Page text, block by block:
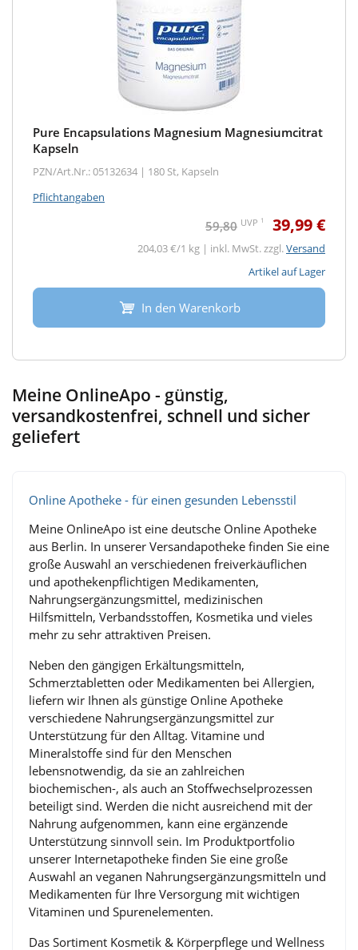
Pure Encapsulations Magnesium Magnesiumcitrat
Kapseln
PZN/Art.Nr.: 05132634 | 180 St, Kapseln
Pflichtangaben
59,80 UVP 1 39,99 €
204,03 €/1 kg | inkl. MwSt. zzgl. Versand
Artikel auf Lager
In den Warenkorb
Meine OnlineApo - günstig,
versandkostenfrei, schnell und sicher
geliefert
Online Apotheke - für einen gesunden Lebensstil
Meine OnlineApo ist eine deutsche Online Apotheke
aus Berlin. In unserer Versandapotheke finden Sie eine
große Auswahl an verschiedenen freiverkäuflichen
und apothekenpflichtigen Medikamenten,
Nahrungsergänzungsmittel, medizinischen
Hilfsmitteln, Verbandsstoffen, Kosmetika und vieles
mehr zu sehr attraktiven Preisen.
Neben den gängigen Erkältungsmitteln,
Schmerztabletten oder Medikamenten bei Allergien,
liefern wir Ihnen als günstige Online Apotheke
verschiedene Nahrungsergänzungsmittel zur
Unterstützung für den Alltag. Vitamine und
Mineralstoffe sind für den Menschen
lebensnotwendig, da sie an zahlreichen
biochemischen-, als auch an Stoffwechselprozessen
beteiligt sind. Werden die nicht ausreichend mit der
Nahrung aufgenommen, kann eine ergänzende
Unterstützung sinnvoll sein. Im Produktportfolio
unserer Internetapotheke finden Sie eine große
Auswahl an veganen Nahrungsergänzungsmitteln und
Medikamenten für Ihre Versorgung mit wichtigen
Vitaminen und Spurenelementen.
Das Sortiment Kosmetik & Körperpflege und Wellness